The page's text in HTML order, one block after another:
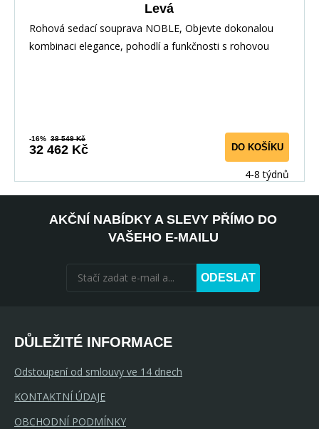
Levá
Rohová sedací souprava NOBLE, Objevte dokonalou
kombinaci elegance, pohodlí a funkčnosti s rohovou
-16% 38 549 Kč
32 462 Kč DO KOŠÍKU
4-8 týdnů
AKČNÍ NABÍDKY A SLEVY PŘÍMO DO
VAŠEHO E-MAILU
ODESLAT
DŮLEŽITÉ INFORMACE
Odstoupení od smlouvy ve 14 dnech
KONTAKTNÍ ÚDAJE
OBCHODNÍ PODMÍNKY